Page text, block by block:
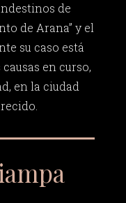
de
de Arana” y el
su caso está
en curso,
en la ciudad